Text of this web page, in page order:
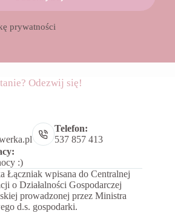
prywatności
Odezwij się!
Telefon:
537 857 413
:)
Łączniak wpisana do Centralnej
o Działalności Gospodarczej
prowadzonej przez Ministra
d.s. gospodarki.